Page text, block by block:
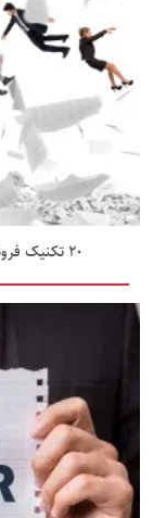
۲۰ تکنیک فروش برای جذب مشتری که باید یاد بگیرید